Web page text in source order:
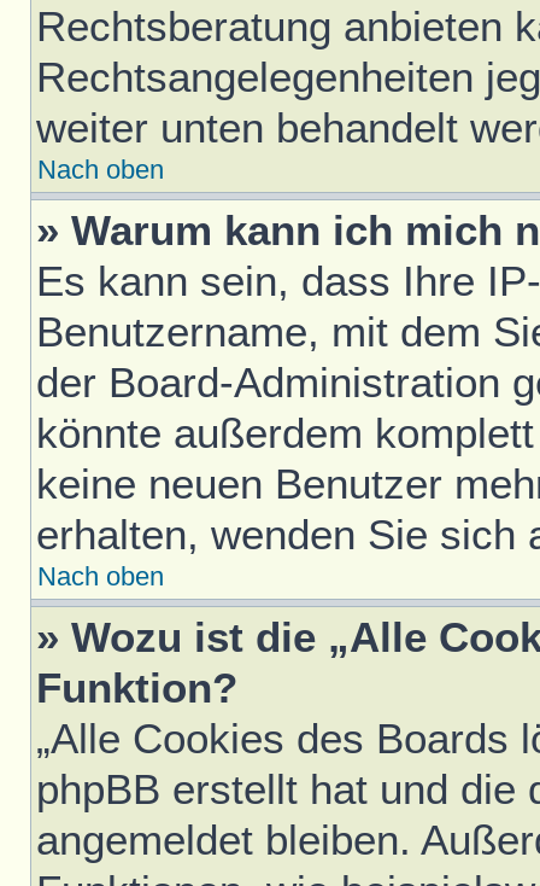
Rechtsberatung anbieten
Rechtsangelegenheiten
weiter unten behandelt
Nach oben
» Warum kann ich mich
Es kann sein, dass Ihre
Benutzername, mit dem
der Board-Administration
könnte außerdem
keine neuen Benutzer
erhalten, wenden Sie sich
Nach oben
» Wozu ist die „Alle
Funktion?
„Alle Cookies des Boards
phpBB erstellt hat und die
angemeldet bleiben.